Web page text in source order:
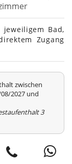
Bad,
Zugang
zwischen
2027 und
3